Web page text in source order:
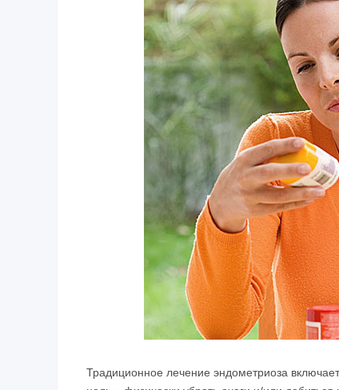
Традиционное лечение эндометриоза